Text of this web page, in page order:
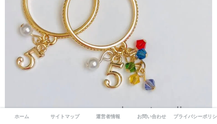
ホーム サイトマップ 運営者情報 お問い合わせ プライバシーポリ